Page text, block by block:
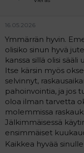
16.05.2026
Ymmärrän hyvin.
olisiko sinun hyvä
kanssa sillä olisi
Itse kärsin myös
selvinnyt,
pahoinvointia, ja jos
oloa ilman tarvetta
molemmissa
Jälkimmäisessä
ensimmäiset
Kaikkea hyvää